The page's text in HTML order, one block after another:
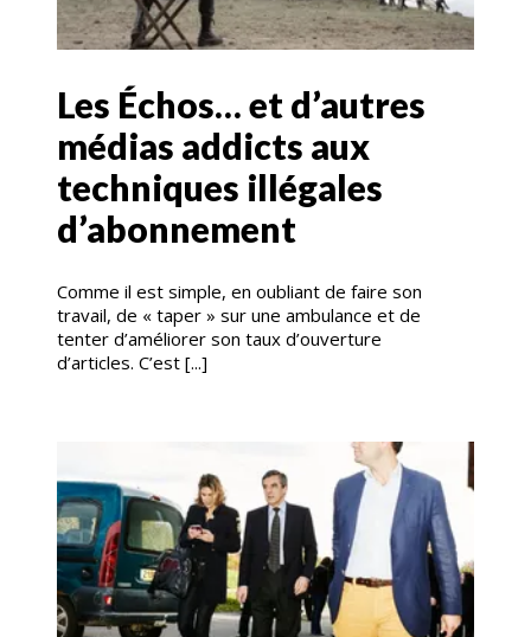
Les Échos… et d’autres
médias addicts aux
techniques illégales
d’abonnement
Comme il est simple, en oubliant de faire son
travail, de « taper » sur une ambulance et de
tenter d’améliorer son taux d’ouverture
d’articles. C’est [...]